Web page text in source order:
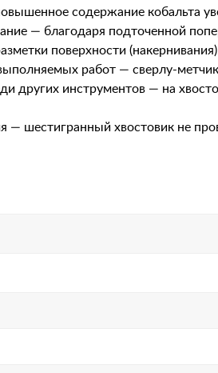
содержание кобальта
— благодаря подточенной
поверхности
работ — сверлу-
других инструментов — на
— шестигранный хвостовик не